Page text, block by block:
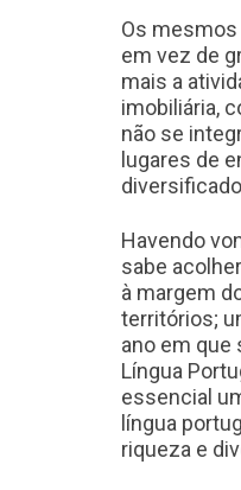
Os mesmos
em vez de
mais a
imobiliária,
não se
lugares de
Havendo
sabe
à margem
territórios;
ano em que
Língua
essencial
língua
riqueza e